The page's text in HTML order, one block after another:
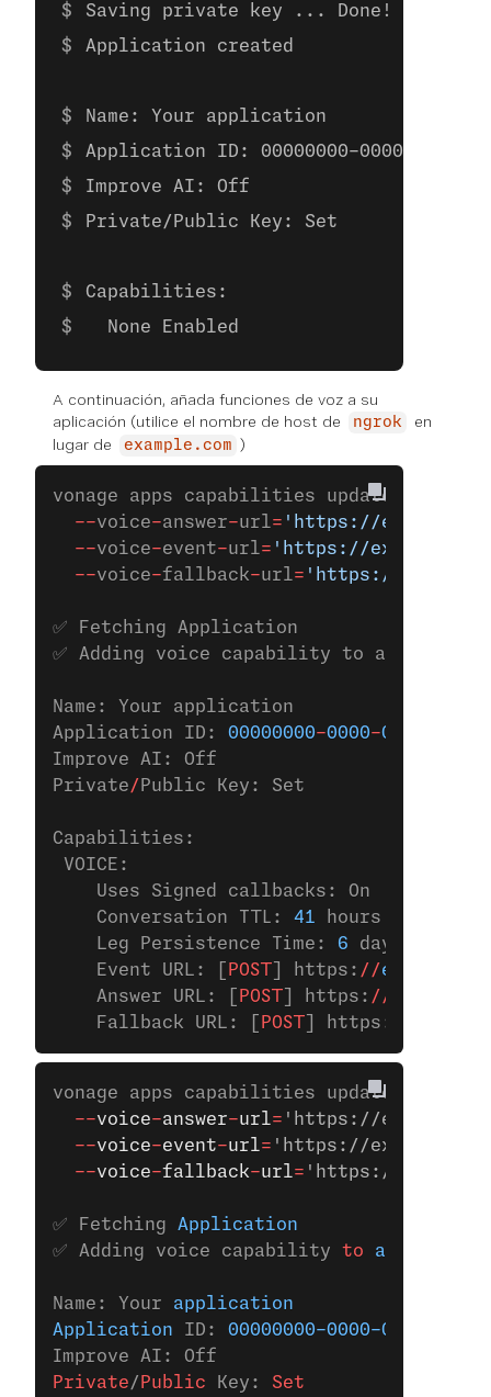
Saving private key ... Done!
Application created
Name: Your application
Application ID: 00000000-0000-0000-
Improve AI: Off
Private/Public Key: Set
Capabilities:
  None Enabled
A continuación, añada funciones de voz a su
aplicación (utilice el nombre de host de
ngrok
en
lugar de
example.com )
vonage apps capabilities update
  --
voice-answer-url= 'https://
  --
voice-event-url= 'https://
  --
voice-fallback-url= 'https://
✅ Fetching Application
✅ Adding voice capability to
Name: Your application
Application ID: 00000000-0000-0000
Improve AI: Off
Private/ Public Key: Set
Capabilities:
VOICE:
    Uses Signed callbacks: On
    Conversation TTL:
41 hours
    Leg Persistence Time:
6 days
    Event URL: [
POST ] https: //
    Answer URL: [
POST ] https: //
    Fallback URL: [
POST ] https:
vonage apps capabilities update
  --
voice-answer-url= 'https://
  --
voice-event-url= 'https://
  --
voice-fallback-url= 'https://
✅ Fetching Application
✅ Adding voice capability to
Name: Your application
Application ID: 00000000-0000-0000-0000-
Improve AI: Off
Private/ Public Key: Set